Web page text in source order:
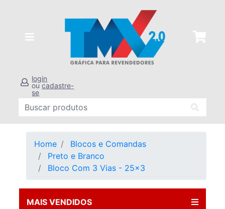
login
oucadastre-
se
Home
Blocos e Comandas
Preto e Branco
Bloco Com 3 Vias - 25x3
MAIS VENDIDOS